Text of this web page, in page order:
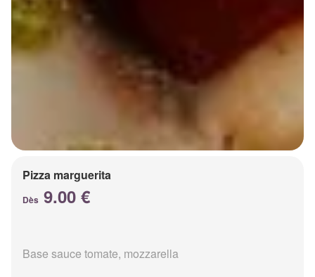
Pizza marguerita
Dès 9.00 €
Base sauce tomate, mozzarella